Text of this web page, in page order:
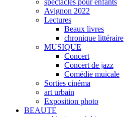
spectacles pour enfants
Avignon 2022
Lectures
Beaux livres
chronique littéraire
MUSIQUE
Concert
Concert de jazz
Comédie muicale
Sorties cinéma
art urbain
Exposition photo
BEAUTE